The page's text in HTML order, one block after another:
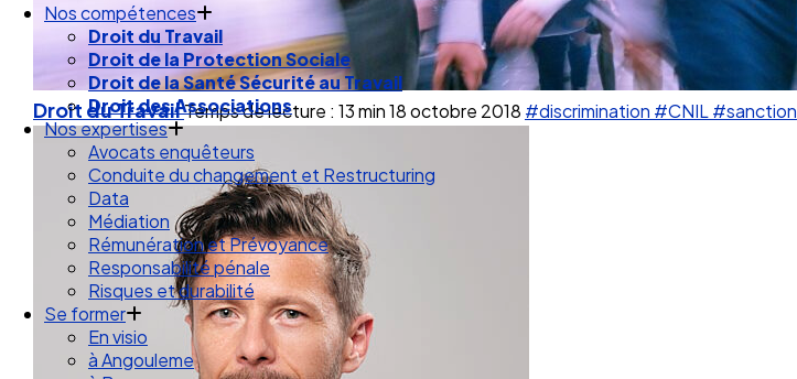
Nos compétences
Droit du Travail
Droit de la Protection Sociale
Droit de la Santé Sécurité au Travail
Droit des Associations
Nos expertises
Avocats enquêteurs
Conduite du changement et Restructuring
Data
Médiation
Rémunération et Prévoyance
Responsabilité pénale
Risques et durabilité
Se former
En visio
à Angouleme
Droit du TravailTemps de lecture : 13 min18 octobre 2018 #discrimination #CNIL #sanction